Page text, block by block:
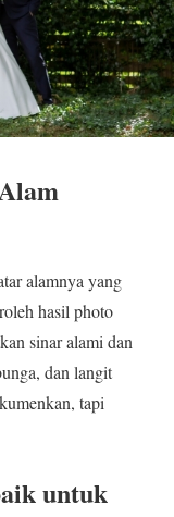
alamnya yang
hasil photo
sinar alami dan
dan langit
tapi
untuk